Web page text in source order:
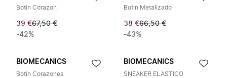
Botin Corazon
39 €67,50 €
-42%
Botin Metalizado
38 €66,50 €
-43%
BIOMECANICS
Botin Corazones
BIOMECANICS
SNEAKER ELASTICO